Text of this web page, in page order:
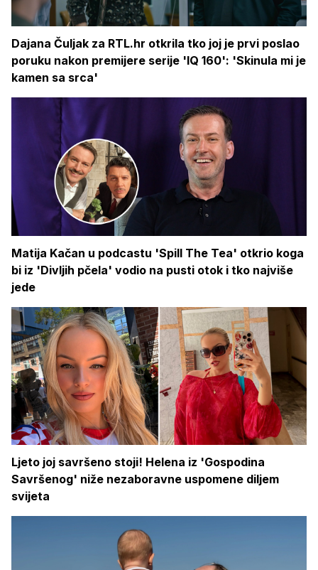
Dajana Čuljak za RTL.hr otkrila tko joj je prvi poslao
poruku nakon premijere serije 'IQ 160': 'Skinula mi je
kamen sa srca'
Matija Kačan u podcastu 'Spill The Tea' otkrio koga
bi iz 'Divljih pčela' vodio na pusti otok i tko najviše
jede
Ljeto joj savršeno stoji! Helena iz 'Gospodina
Savršenog' niže nezaboravne uspomene diljem
svijeta